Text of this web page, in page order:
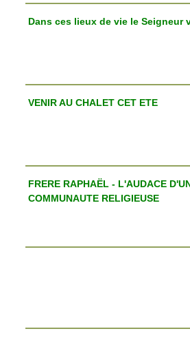
Dans ces lieux de vie le Seigneur
VENIR AU CHALET CET ETE
FRERE RAPHAËL - L'AUDACE
COMMUNAUTE RELIGIEUSE